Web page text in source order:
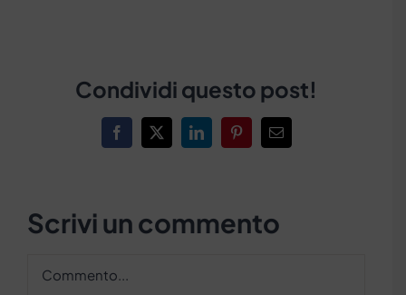
Condividi questo post!
Facebook
X LinkedInPinterestEmail
Scrivi un commento